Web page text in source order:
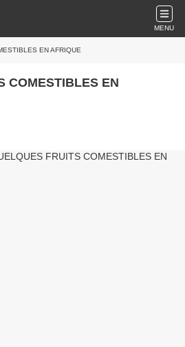
MENU
EN AFRIQUE
COMESTIBLES EN